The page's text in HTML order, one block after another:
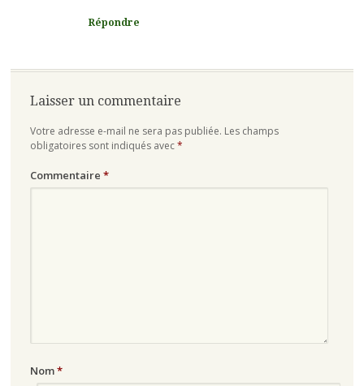
Répondre
Laisser un commentaire
Votre adresse e-mail ne sera pas publiée. Les champs
obligatoires sont indiqués avec*
Commentaire *
Nom*